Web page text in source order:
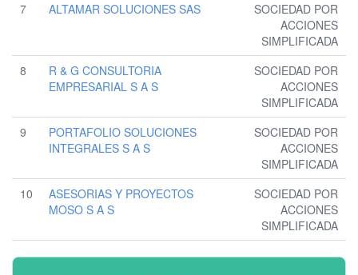
7
ALTAMAR SOLUCIONES SAS
SOCIEDAD POR
ACCIONES
SIMPLIFICADA
8
R & G CONSULTORIA
EMPRESARIAL S A S
SOCIEDAD POR
ACCIONES
SIMPLIFICADA
9
PORTAFOLIO SOLUCIONES
INTEGRALES S A S
SOCIEDAD POR
ACCIONES
SIMPLIFICADA
10
ASESORIAS Y PROYECTOS
MOSO S A S
SOCIEDAD POR
ACCIONES
SIMPLIFICADA